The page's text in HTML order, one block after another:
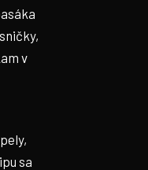
v
sa